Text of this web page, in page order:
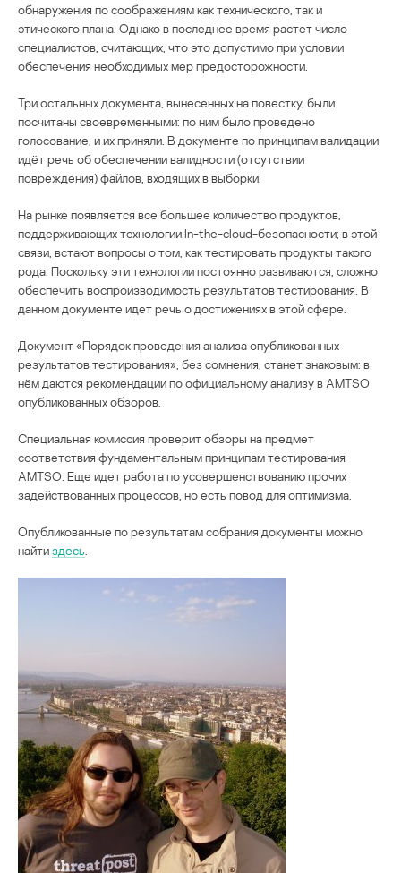
обнаружения по соображениям как технического, так и
этического плана. Однако в последнее время растет число
специалистов, считающих, что это допустимо при условии
обеспечения необходимых мер предосторожности.
Три остальных документа, вынесенных на повестку, были
посчитаны своевременными: по ним было проведено
голосование, и их приняли. В документе по принципам валидации
идёт речь об обеспечении валидности (отсутствии
повреждения) файлов, входящих в выборки.
На рынке появляется все большее количество продуктов,
поддерживающих технологии In-the-cloud-безопасности; в этой
связи, встают вопросы о том, как тестировать продукты такого
рода. Поскольку эти технологии постоянно развиваются, сложно
обеспечить воспроизводимость результатов тестирования. В
данном документе идет речь о достижениях в этой сфере.
Документ «Порядок проведения анализа опубликованных
результатов тестирования», без сомнения, станет знаковым: в
нём даются рекомендации по официальному анализу в AMTSO
опубликованных обзоров.
Специальная комиссия проверит обзоры на предмет
соответствия фундаментальным принципам тестирования
AMTSO. Еще идет работа по усовершенствованию прочих
задействованных процессов, но есть повод для оптимизма.
Опубликованные по результатам собрания документы можно
найтиздесь